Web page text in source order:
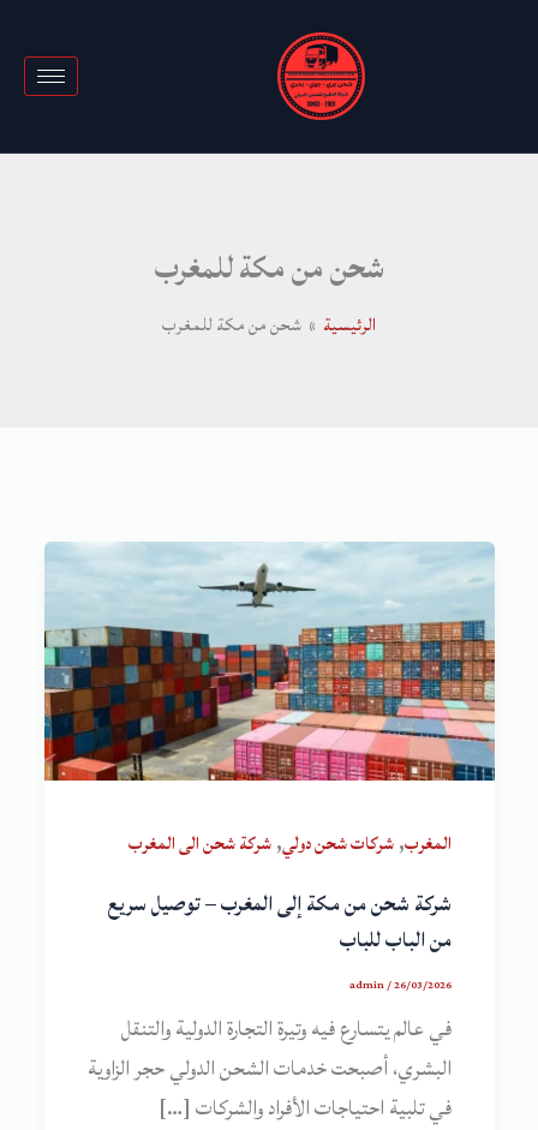
شحن من مكة للمغرب
الرئيسية شحن من مكة للمغرب
المغرب,شركات شحن دولي,شركة شحن الى المغرب
شركة شحن من مكة إلى المغرب – توصيل سريع
من الباب للباب
admin/26/03/2026
في عالم يتسارع فيه وتيرة التجارة الدولية والتنقل
البشري، أصبحت خدمات الشحن الدولي حجر الزاوية
في تلبية احتياجات الأفراد والشركات […]